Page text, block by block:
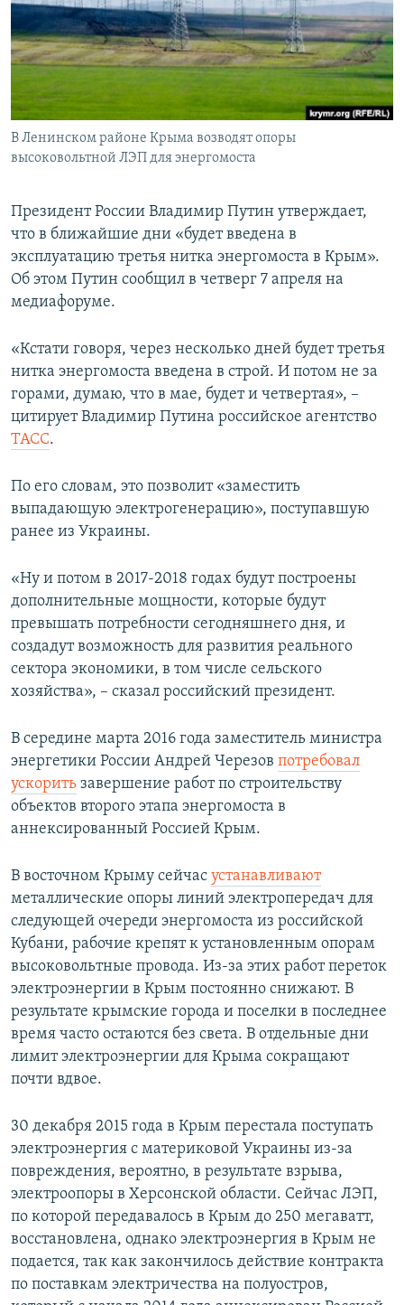
ПОБЕДИТЕЛЕЙ НЕ СУДЯТ?
КРЫМ.НЕПОКОРЕННЫЙ
УКРАИНСКАЯ ПРОБЛЕМА КРЫМА
ПРИСОЕДИНЯЙТЕСЬ!
Все сайты RFE/RL
В Ленинском районе Крыма возводят опоры
высоковольтной ЛЭП для энергомоста
Президент России Владимир Путин утверждает,
что в ближайшие дни «будет введена в
эксплуатацию третья нитка энергомоста в Крым».
Об этом Путин сообщил в четверг 7 апреля на
медиафоруме.
«Кстати говоря, через несколько дней будет третья
нитка энергомоста введена в строй. И потом не за
горами, думаю, что в мае, будет и четвертая», –
цитирует Владимир Путина российское агентство
ТАСС.
По его словам, это позволит «заместить
выпадающую электрогенерацию», поступавшую
ранее из Украины.
«Ну и потом в 2017-2018 годах будут построены
дополнительные мощности, которые будут
превышать потребности сегодняшнего дня, и
создадут возможность для развития реального
сектора экономики, в том числе сельского
хозяйства», – сказал российский президент.
В середине марта 2016 года заместитель министра
энергетики России Андрей Черезов потребовал
ускорить завершение работ по строительству
объектов второго этапа энергомоста в
аннексированный Россией Крым.
В восточном Крыму сейчас устанавливают
металлические опоры линий электропередач для
следующей очереди энергомоста из российской
Кубани, рабочие крепят к установленным опорам
высоковольтные провода. Из-за этих работ переток
электроэнергии в Крым постоянно снижают. В
результате крымские города и поселки в последнее
время часто остаются без света. В отдельные дни
лимит электроэнергии для Крыма сокращают
почти вдвое.
30 декабря 2015 года в Крым перестала поступать
электроэнергия с материковой Украины из-за
повреждения, вероятно, в результате взрыва,
электроопоры в Херсонской области. Сейчас ЛЭП,
по которой передавалось в Крым до 250 мегаватт,
восстановлена, однако электроэнергия в Крым не
подается, так как закончилось действие контракта
по поставкам электричества на полуостров,